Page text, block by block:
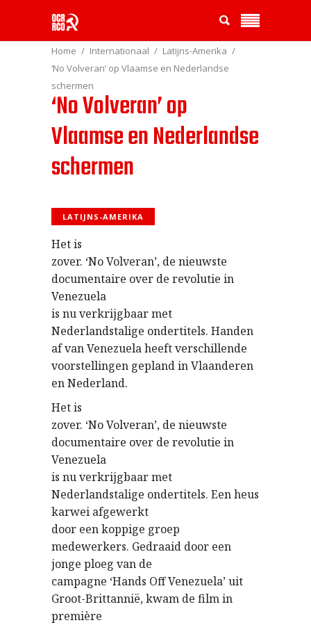
Home Internationaal
Latijns-Amerika
‘No Volveran’ op Vlaamse en Nederlandse
schermen
‘No Volveran’ op
Vlaamse en Nederlandse
schermen
LATIJNS-AMERIKA
Het is
zover. ‘No Volveran’, de nieuwste
documentaire over de revolutie in
Venezuela
is nu verkrijgbaar met
Nederlandstalige ondertitels. Handen
af van Venezuela heeft verschillende
voorstellingen gepland in Vlaanderen
en Nederland.
Het is
zover. ‘No Volveran’, de nieuwste
documentaire over de revolutie in
Venezuela
is nu verkrijgbaar met
Nederlandstalige ondertitels. Een heus
karwei afgewerkt
door een koppige groep
medewerkers. Gedraaid door een
jonge ploeg van de
campagne ‘Hands Off Venezuela’ uit
Groot-Brittannië, kwam de film in
première